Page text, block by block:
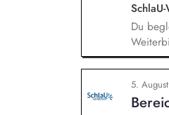
Du
und
5.